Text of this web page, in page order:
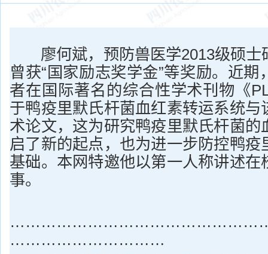
廖何斌，预防兽医学2013级硕士
曾获“国家励志奖学金”等奖励。近
者在国际著名的综合性学术刊物《
于鸭疫里默氏杆菌血红素转运系统与
术论文，这为研究鸭疫里默氏杆菌的
启了新的起点，也为进一步防控鸭疫
基础。本网特邀他以第一人称讲述在
事。
…………………………